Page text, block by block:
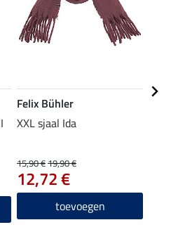
Felix Bühler
XXL sjaal Ida
15,90 €19,90 €
12,72 €
toevoegen